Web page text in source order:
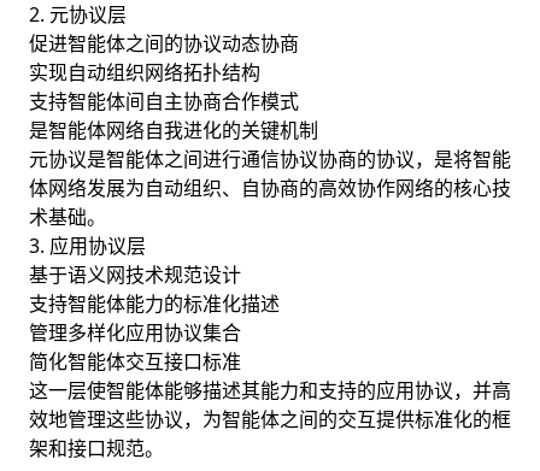
2. 元协议层
促进智能体之间的协议动态协商
实现自动组织网络拓扑结构
支持智能体间自主协商合作模式
是智能体网络自我进化的关键机制
元协议是智能体之间进行通信协议协商的协议，是将智能
体网络发展为自动组织、自协商的高效协作网络的核心技
术基础。
3. 应用协议层
基于语义网技术规范设计
支持智能体能力的标准化描述
管理多样化应用协议集合
简化智能体交互接口标准
这一层使智能体能够描述其能力和支持的应用协议，并高
效地管理这些协议，为智能体之间的交互提供标准化的框
架和接口规范。